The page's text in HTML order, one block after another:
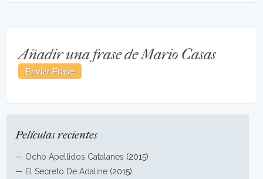
Añadir una frase de Mario Casas
Películas recientes
— Ocho Apellidos Catalanes (2015)
— El Secreto De Adaline (2015)